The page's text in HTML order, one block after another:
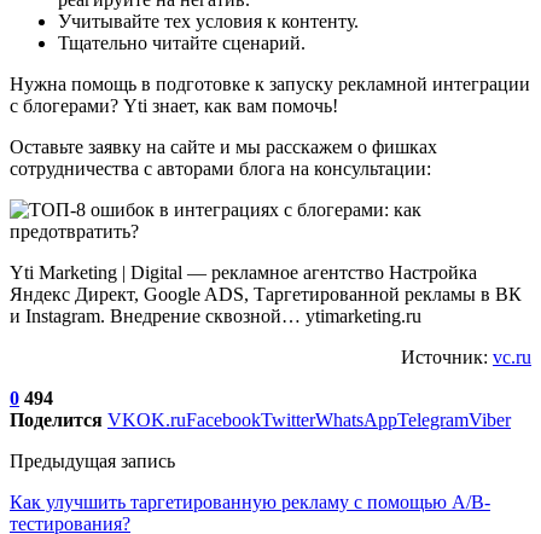
Учитывайте тех условия к контенту.
Тщательно читайте сценарий.
Нужна помощь в подготовке к запуску рекламной интеграции
с блогерами? Yti знает, как вам помочь!
Оставьте заявку на сайте и мы расскажем о фишках
сотрудничества с авторами блога на консультации:
Yti Marketing | Digital — рекламное агентство Настройка
Яндекс Директ, Google ADS, Таргетированной рекламы в ВК
и Instagram. Внедрение сквозной… ytimarketing.ru
Источник: vc.ru
0 494
Поделится VKOK.ruFacebookTwitterWhatsAppTelegramViber
Предыдущая запись
Как улучшить таргетированную рекламу с помощью A/B-
тестирования?